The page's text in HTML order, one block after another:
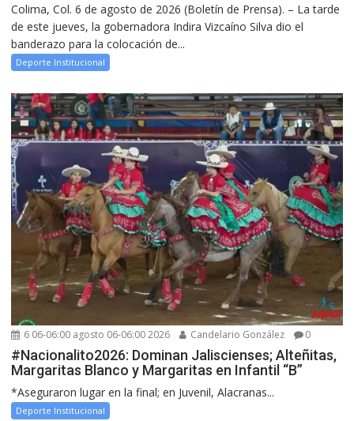
Colima, Col. 6 de agosto de 2026 (Boletín de Prensa). – La tarde
de este jueves, la gobernadora Indira Vizcaíno Silva dio el
banderazo para la colocación de...
Deporte Institucional
6 06-06:00 agosto 06-06:00 2026 Candelario González 0
#Nacionalito2026: Dominan Jaliscienses; Alteñitas,
Margaritas Blanco y Margaritas en Infantil “B”
*Aseguraron lugar en la final; en Juvenil, Alacranas...
Deporte Institucional